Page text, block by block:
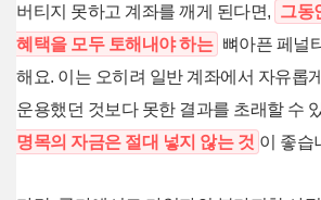
버티지 못하고 계좌를 깨게 된다면, 그동
혜택을 모두 토해내야 하는 뼈아픈 페널
해요. 이는 오히려 일반 계좌에서 자유롭
운용했던 것보다 못한 결과를 초래할 수
명목의 자금은 절대 넣지 않는 것 이 좋습